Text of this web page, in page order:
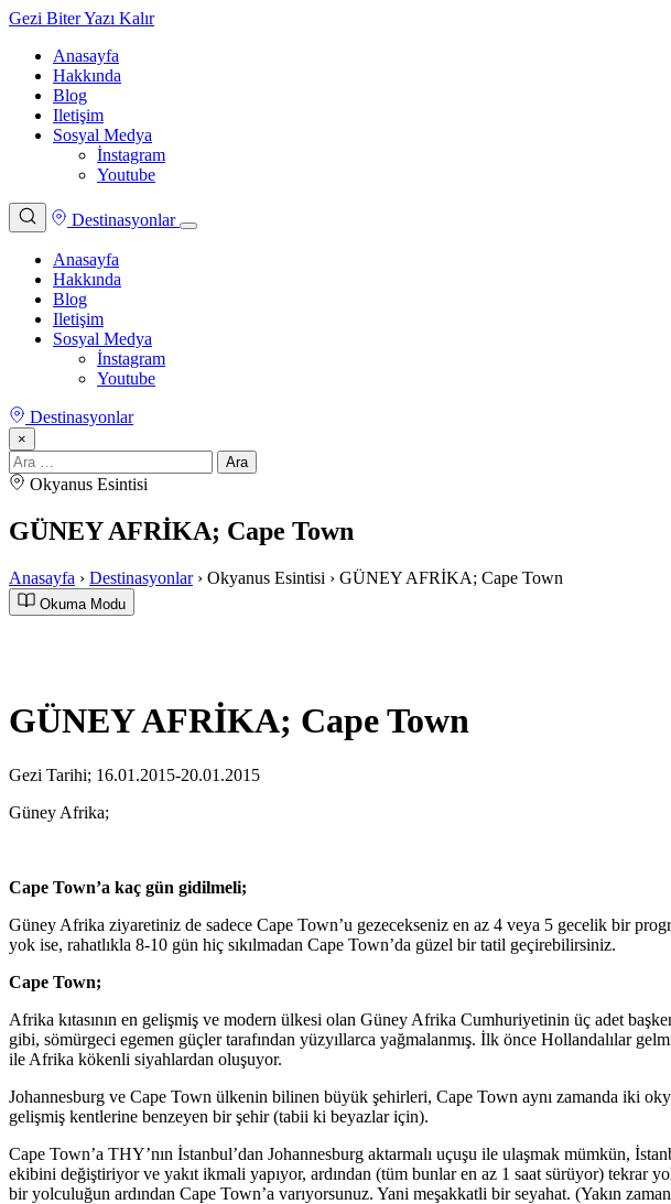
Gezi Biter Yazı Kalır
Anasayfa
Hakkında
Blog
Iletişim
Sosyal Medya
İnstagram
Youtube
Destinasyonlar
Anasayfa
Hakkında
Blog
Iletişim
Sosyal Medya
İnstagram
Youtube
Destinasyonlar
×
Arama:
Okyanus Esintisi
GÜNEY AFRİKA; Cape Town
Anasayfa › Destinasyonlar › Okyanus Esintisi › GÜNEY AFRİKA; Cape Town
Okuma Modu
GÜNEY AFRİKA; Cape Town
Gezi Tarihi; 16.01.2015-20.01.2015
Güney Afrika;
Cape Town’a kaç gün gidilmeli;
Güney Afrika ziyaretiniz de sadece Cape Town’u gezecekseniz en az 4 veya 5 gecelik bir
yok ise, rahatlıkla 8-10 gün hiç sıkılmadan Cape Town’da güzel bir tatil geçirebilirsiniz.
Cape Town;
Afrika kıtasının en gelişmiş ve modern ülkesi olan Güney Afrika Cumhuriyetinin üç adet
gibi, sömürgeci egemen güçler tarafından yüzyıllarca yağmalanmış. İlk önce Hollandalılar
ile Afrika kökenli siyahlardan oluşuyor.
Johannesburg ve Cape Town ülkenin bilinen büyük şehirleri, Cape Town aynı zamanda iki
gelişmiş kentlerine benzeyen bir şehir (tabii ki beyazlar için).
Cape Town’a THY’nın İstanbul’dan Johannesburg aktarmalı uçuşu ile ulaşmak mümkün,
ekibini değiştiriyor ve yakıt ikmali yapıyor, ardından (tüm bunlar en az 1 saat sürüyor) tekrar
bir yolculuğun ardından Cape Town’a varıyorsunuz. Yani meşakkatli bir seyahat. (Yakın